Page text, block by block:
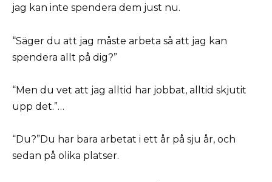
jag kan inte spendera dem just nu.
“Säger du att jag måste arbeta så att jag kan
spendera allt på dig?”
“Men du vet att jag alltid har jobbat, alltid skjutit
upp det.”…
“Du?”Du har bara arbetat i ett år på sju år, och
sedan på olika platser.